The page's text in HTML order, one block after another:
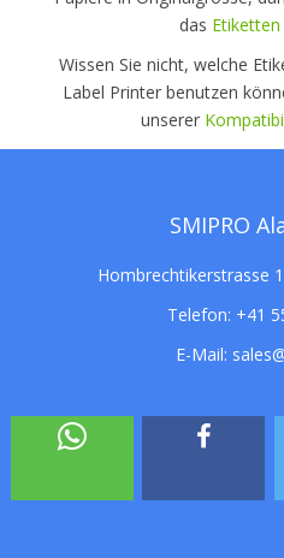
das
Wissen Sie nicht, welche
Label Printer benutzen
unserer
SMIPRO
Hombrechtikerstrasse
Telefon: +41
E-Mail: